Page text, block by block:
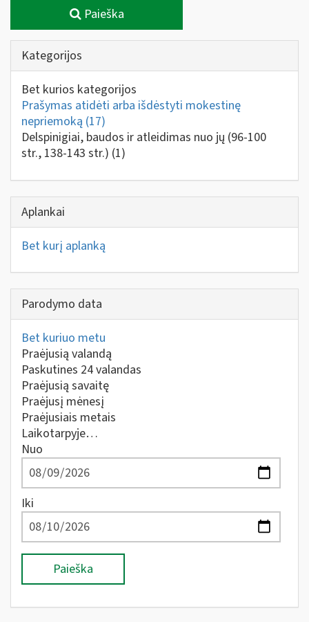
Paieška
Kategorijos
Bet kurios kategorijos
Prašymas atidėti arba išdėstyti mokestinę
nepriemoką (17)
Delspinigiai, baudos ir atleidimas nuo jų (96-100
str., 138-143 str.) (1)
Aplankai
Bet kurį aplanką
Parodymo data
Bet kuriuo metu
Praėjusią valandą
Paskutines 24 valandas
Praėjusią savaitę
Praėjusį mėnesį
Praėjusiais metais
Laikotarpyje…
Nuo
Iki
Paieška